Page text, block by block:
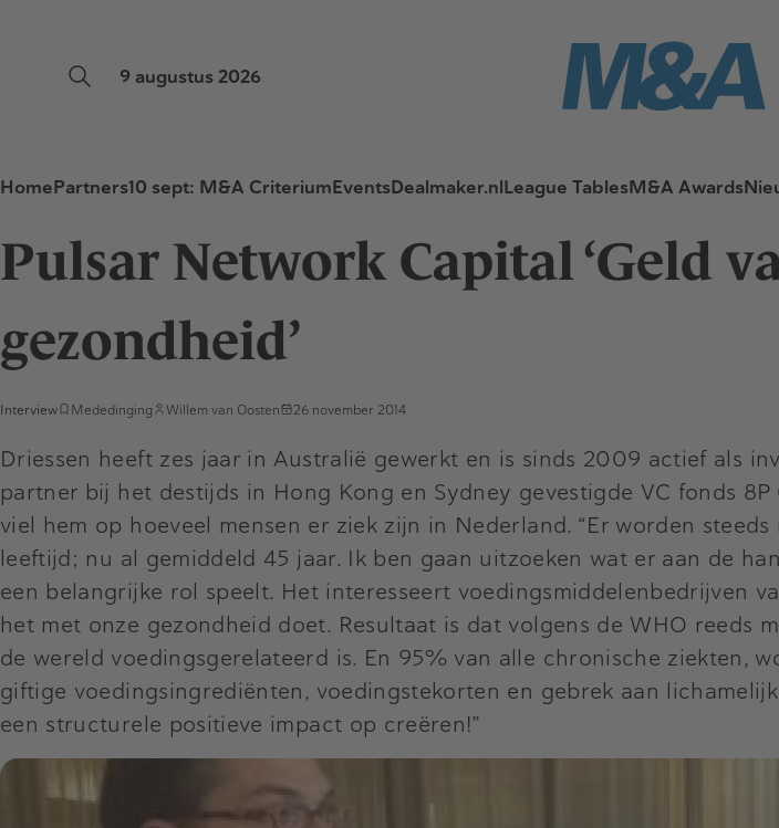
9 augustus 2026
HomePartners10 sept: M&A CriteriumEventsDealmaker.nlLeague TablesM&A Awards
Pulsar Network Capital ‘Geld
gezondheid’
Interview Mededinging Willem van Oosten 26 november 2014
Driessen heeft zes jaar in Australië gewerkt en is sinds 2009 actief als
partner bij het destijds in Hong Kong en Sydney gevestigde VC fonds
viel hem op hoeveel mensen er ziek zijn in Nederland. “Er worden
leeftijd; nu al gemiddeld 45 jaar. Ik ben gaan uitzoeken wat er aan de
een belangrijke rol speelt. Het interesseert voedingsmiddelenbedrijven
het met onze gezondheid doet. Resultaat is dat volgens de WHO reeds
de wereld voedingsgerelateerd is. En 95% van alle chronische ziekten,
giftige voedingsingrediënten, voedingstekorten en gebrek aan
een structurele positieve impact op creëren!”